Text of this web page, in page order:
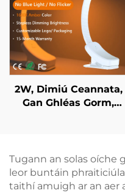
2W, Dimiú Ceannata,
Gan Ghléas Gorm,
Tugann an solas oíche
leor buntáin
taithí amuigh ar an aer